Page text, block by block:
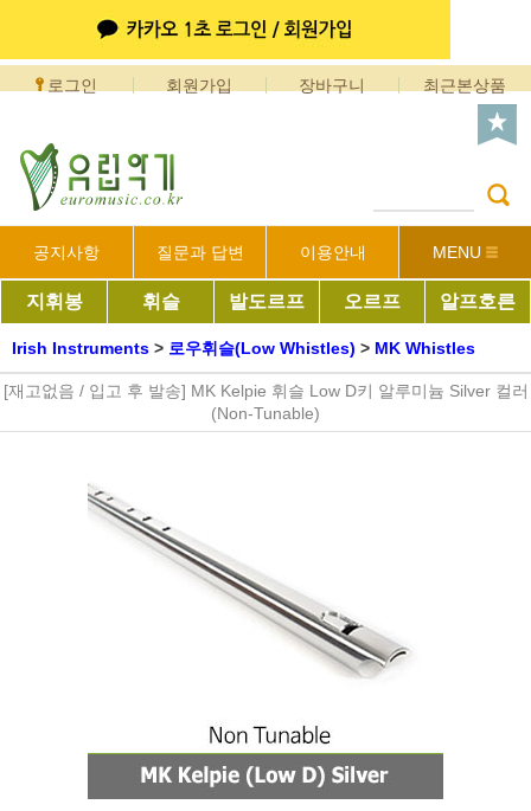
로그인 회원가입 장바구니 최근본상품
공지사항 질문과 답변 이용안내 MENU
지휘봉 휘슬 발도르프 오르프 알프호른
Irish Instruments > 로우휘슬(Low Whistles) > MK Whistles
[재고없음 / 입고 후 발송] MK Kelpie 휘슬 Low D키 알루미늄 Silver 컬러
(Non-Tunable)